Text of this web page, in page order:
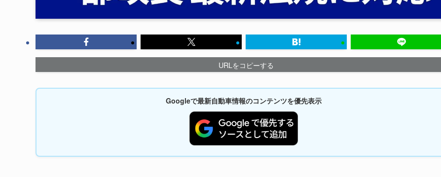
URLをコピーする
Googleで最新自動車情報のコンテンツを優先表示